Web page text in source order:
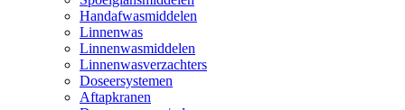
Handafwasmiddelen
Linnenwas
Linnenwasmiddelen
Linnenwasverzachters
Doseersystemen
Aftapkranen